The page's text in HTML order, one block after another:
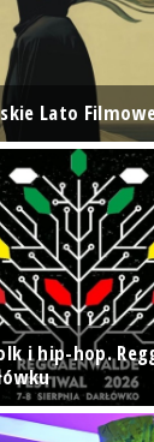
Lato
i hip-hop.